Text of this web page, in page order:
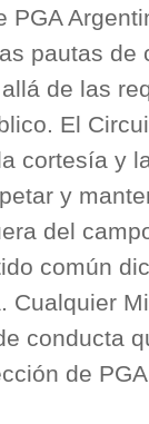
PGA
pautas de
de las
El
cortesía y
y
del
común
Cualquier
conducta
de